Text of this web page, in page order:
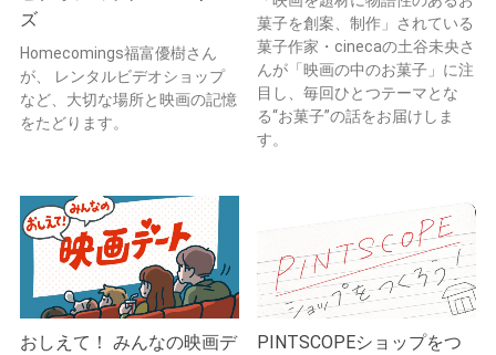
ズ
Homecomings福富優樹さん
が、 レンタルビデオショップ
など、大切な場所と映画の記憶
をたどります。
菓子を創案、制作」されている
菓子作家・cinecaの土谷未央さ
んが「映画の中のお菓子」に注
目し、毎回ひとつテーマとな
る“お菓子”の話をお届けしま
す。
おしえて！ みんなの映画デ
PINTSCOPEショップをつ